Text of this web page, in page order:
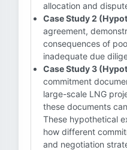
allocation and
Case Study 2
agreement,
consequences of
inadequate due
Case Study 3
commitment
large-scale LNG
these documents
These hypothetical
how different
and negotiation